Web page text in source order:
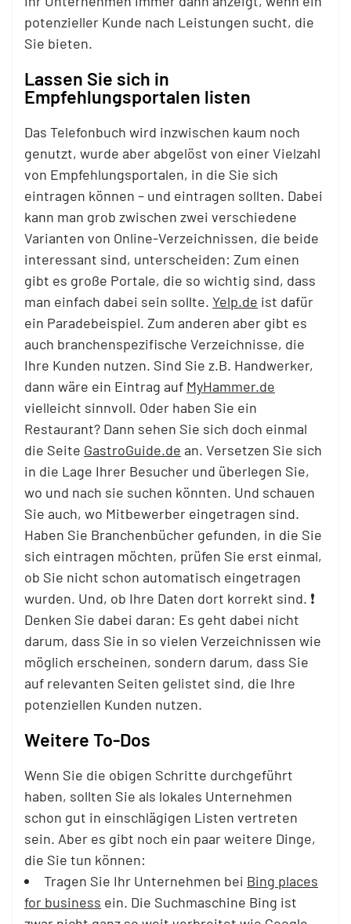
potenzieller Kunde nach Leistungen sucht, die
Sie bieten.
Lassen Sie sich in
Empfehlungsportalen listen
Das Telefonbuch wird inzwischen kaum noch
genutzt, wurde aber abgelöst von einer Vielzahl
von Empfehlungsportalen, in die Sie sich
eintragen können – und eintragen sollten. Dabei
kann man grob zwischen zwei verschiedene
Varianten von Online-Verzeichnissen, die beide
interessant sind, unterscheiden: Zum einen
gibt es große Portale, die so wichtig sind, dass
man einfach dabei sein sollte. Yelp.de ist dafür
ein Paradebeispiel. Zum anderen aber gibt es
auch branchenspezifische Verzeichnisse, die
Ihre Kunden nutzen. Sind Sie z.B. Handwerker,
dann wäre ein Eintrag auf MyHammer.de
vielleicht sinnvoll. Oder haben Sie ein
Restaurant? Dann sehen Sie sich doch einmal
die Seite GastroGuide.de an. Versetzen Sie sich
in die Lage Ihrer Besucher und überlegen Sie,
wo und nach sie suchen könnten. Und schauen
Sie auch, wo Mitbewerber eingetragen sind.
Haben Sie Branchenbücher gefunden, in die Sie
sich eintragen möchten, prüfen Sie erst einmal,
ob Sie nicht schon automatisch eingetragen
wurden. Und, ob Ihre Daten dort korrekt sind. ❗
Denken Sie dabei daran: Es geht dabei nicht
darum, dass Sie in so vielen Verzeichnissen wie
möglich erscheinen, sondern darum, dass Sie
auf relevanten Seiten gelistet sind, die Ihre
potenziellen Kunden nutzen.
Weitere To-Dos
Wenn Sie die obigen Schritte durchgeführt
haben, sollten Sie als lokales Unternehmen
schon gut in einschlägigen Listen vertreten
sein. Aber es gibt noch ein paar weitere Dinge,
die Sie tun können:
Tragen Sie Ihr Unternehmen bei Bing places
for business ein. Die Suchmaschine Bing ist